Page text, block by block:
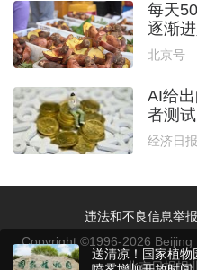
每天
逐渐
北京号
AI给
者测试
经济日报
违法和不良信息举
Copyright ©1996-2026 Beijing
北京日报报
送清凉！国家植物